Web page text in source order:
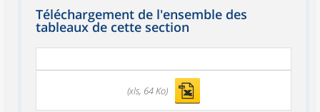
Téléchargement de l'ensemble des
tableaux de cette section
(xls, 64 Ko)